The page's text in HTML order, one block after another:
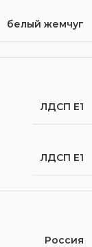
белый жемчуг
ЛДСП Е1
ЛДСП Е1
Россия